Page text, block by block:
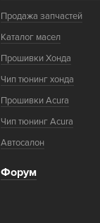
Продажа запчастей
Каталог масел
Прошивки Хонда
Чип тюнинг хонда
Прошивки Acura
Чип тюнинг Acura
Автосалон
Форум